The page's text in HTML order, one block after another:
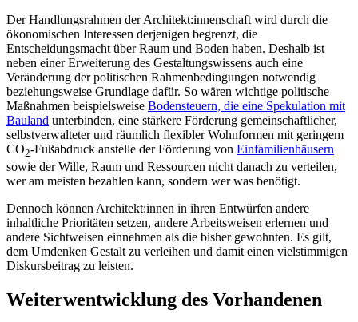
Der Handlungsrahmen der Architekt:in­nen­schaft wird durch die
ökonomischen Interessen derjenigen begrenzt, die
Entscheidungsmacht über Raum und Boden haben. Deshalb ist
neben einer Erweiterung des Gestaltungswissens auch eine
Veränderung der politischen Rahmenbedingungen notwendig
beziehungsweise Grundlage dafür. So wären wichtige politische
Maßnahmen beispielsweise Bodensteuern, die eine Spekulation mit
Bauland unterbinden, eine stärkere Förderung gemeinschaftlicher,
selbstverwalteter und räumlich flexibler Wohnformen mit geringem
CO2-Fußabdruck anstelle der Förderung von Einfamilienhäusern
sowie der Wille, Raum und Ressourcen nicht danach zu verteilen,
wer am meisten bezahlen kann, sondern wer was benötigt.
Dennoch können Architekt:innen in ihren Entwürfen andere
inhaltliche Prioritäten setzen, andere Arbeitsweisen erlernen und
andere Sichtweisen einnehmen als die bisher gewohnten. Es gilt,
dem Umdenken Gestalt zu verleihen und damit einen vielstimmigen
Diskursbeitrag zu leisten.
Weiterwentwicklung des Vorhandenen